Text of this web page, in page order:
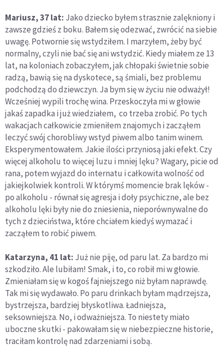
Mariusz, 37 lat: Jako dziecko byłem strasznie zalękniony i
zawsze gdzieś z boku. Bałem się odezwać, zwrócić na siebie
uwagę. Potwornie się wstydziłem. I marzyłem, żeby być
normalny, czyli nie bać się ani wstydzić. Kiedy miałem ze 13
lat, na koloniach zobaczyłem, jak chłopaki świetnie sobie
radzą, bawią się na dyskotece, są śmiali, bez problemu
podchodzą do dziewczyn. Ja bym się w życiu nie odważył!
Wcześniej wypili trochę wina. Przeskoczyła mi w głowie
jakaś zapadka i już wiedziałem, co trzeba zrobić. Po tych
wakacjach całkowicie zmieniłem znajomych i zacząłem
leczyć swój chorobliwy wstyd piwem albo tanim winem.
Eksperymentowałem. Jakie ilości przyniosą jaki efekt. Czy
więcej alkoholu to więcej luzu i mniej lęku? Wagary, picie od
rana, potem wyjazd do internatu i całkowita wolność od
jakiejkolwiek kontroli. W którymś momencie brak lęków -
po alkoholu - równał się agresja i doły psychiczne, ale bez
alkoholu lęki były nie do zniesienia, nieporównywalne do
tych z dzieciństwa, które chciałem kiedyś wymazać i
zacząłem to robić piwem.
Katarzyna, 41 lat: Już nie piję, od paru lat. Za bardzo mi
szkodziło. Ale lubiłam! Smak, i to, co robił mi w głowie.
Zmieniałam się w kogoś fajniejszego niż byłam naprawdę.
Tak mi się wydawało. Po paru drinkach byłam mądrzejsza,
bystrzejsza, bardziej błyskotliwa. Ładniejsza,
seksowniejsza. No, i odważniejsza. To niestety miało
uboczne skutki - pakowałam się w niebezpieczne historie,
traciłam kontrolę nad zdarzeniami i sobą.